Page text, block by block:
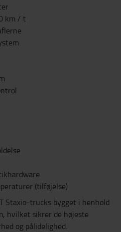
km / t
(tilføjelse)
Staxio-trucks bygget i henhold
hvilket sikrer de højeste
og pålidelighed.